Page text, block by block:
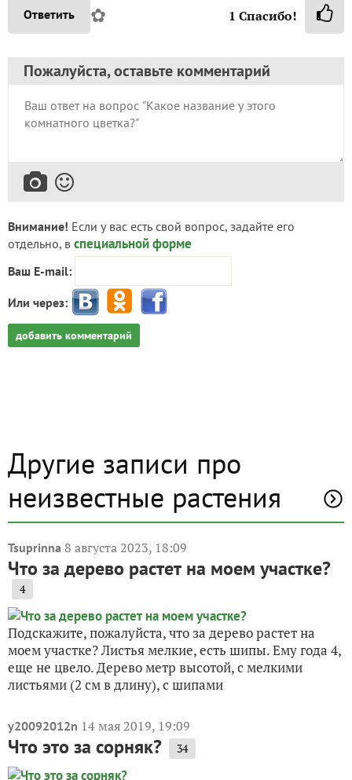
Ответить ✿ 1 Спасибо!
Пожалуйста, оставьте комментарий
Внимание! Если у вас есть свой вопрос, задайте его
отдельно, в специальной форме
Ваш E-mail:
Или через:
добавить комментарий
Другие записи про
неизвестные растения
Tsuprinna 8 августа 2023, 18:09
Что за дерево растет на моем участке?
4
Подскажите, пожалуйста, что за дерево растет на
моем участке? Листья мелкие, есть шипы. Ему года 4,
еще не цвело. Дерево метр высотой, с мелкими
листьями (2 см в длину), с шипами
y20092012n 14 мая 2019, 19:09
Что это за сорняк? 34